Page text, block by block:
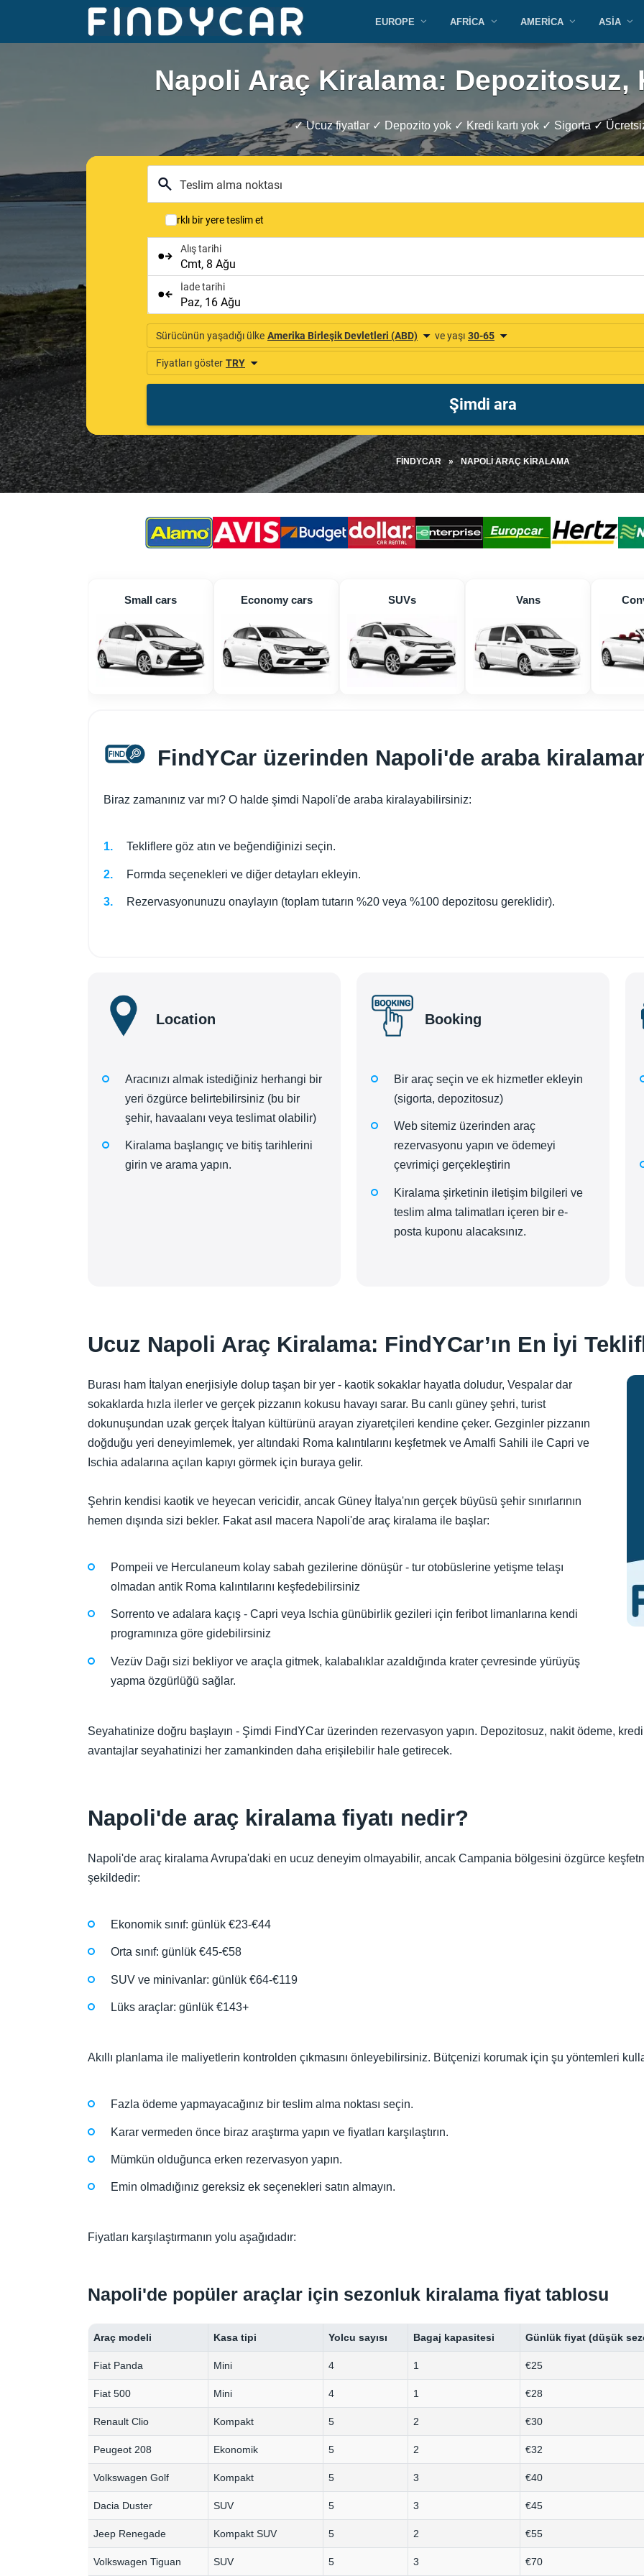
content
EUROPE AFRICA AMERICA ASIA
Napoli Araç Kiralama: Depozitosuz,
✓ Ucuz fiyatlar ✓ Depozito yok ✓ Kredi kartı yok ✓ Sigorta ✓
FINDYCAR » NAPOLI ARAÇ KIRALAMA
Small cars Economy cars SUVs Vans
FindYCar üzerinden Napoli'de araba
Biraz zamanınız var mı? O halde şimdi Napoli'de araba kiralayabilirsiniz:
Tekliflere göz atın ve beğendiğinizi seçin.
Formda seçenekleri ve diğer detayları ekleyin.
Rezervasyonunuzu onaylayın (toplam tutarın %20 veya %100 depozitosu gereklidir).
Location
Aracınızı almak istediğiniz herhangi bir
yeri özgürce belirtebilirsiniz (bu bir
şehir, havaalanı veya teslimat olabilir)
Kiralama başlangıç ve bitiş tarihlerini
girin ve arama yapın.
Booking
Bir araç seçin ve ek hizmetler ekleyin
(sigorta, depozitosuz)
Web sitemiz üzerinden araç
rezervasyonu yapın ve ödemeyi
çevrimiçi gerçekleştirin
Kiralama şirketinin iletişim bilgileri ve
teslim alma talimatları içeren bir e-
posta kuponu alacaksınız.
Ucuz Napoli Araç Kiralama: FindYCar’ın En İyi
Burası ham İtalyan enerjisiyle dolup taşan bir yer - kaotik sokaklar hayatla doludur, Vespalar dar
sokaklarda hızla ilerler ve gerçek pizzanın kokusu havayı sarar. Bu canlı güney şehri, turist
dokunuşundan uzak gerçek İtalyan kültürünü arayan ziyaretçileri kendine çeker. Gezginler pizzanın
doğduğu yeri deneyimlemek, yer altındaki Roma kalıntılarını keşfetmek ve Amalfi Sahili ile Capri ve
Ischia adalarına açılan kapıyı görmek için buraya gelir.
Şehrin kendisi kaotik ve heyecan vericidir, ancak Güney İtalya'nın gerçek büyüsü şehir sınırlarının
hemen dışında sizi bekler. Fakat asıl macera Napoli'de araç kiralama ile başlar:
Pompeii ve Herculaneum kolay sabah gezilerine dönüşür - tur otobüslerine yetişme telaşı
olmadan antik Roma kalıntılarını keşfedebilirsiniz
Sorrento ve adalara kaçış - Capri veya Ischia günübirlik gezileri için feribot limanlarına kendi
programınıza göre gidebilirsiniz
Vezüv Dağı sizi bekliyor ve araçla gitmek, kalabalıklar azaldığında krater çevresinde yürüyüş
yapma özgürlüğü sağlar.
Seyahatinize doğru başlayın - Şimdi FindYCar üzerinden rezervasyon yapın. Depozitosuz, nakit ödeme,
avantajlar seyahatinizi her zamankinden daha erişilebilir hale getirecek.
Napoli'de araç kiralama fiyatı nedir?
Napoli'de araç kiralama Avrupa'daki en ucuz deneyim olmayabilir, ancak Campania bölgesini özgürce
şekildedir:
Ekonomik sınıf: günlük €23-€44
Orta sınıf: günlük €45-€58
SUV ve minivanlar: günlük €64-€119
Lüks araçlar: günlük €143+
Akıllı planlama ile maliyetlerin kontrolden çıkmasını önleyebilirsiniz. Bütçenizi korumak için şu yöntemleri
Fazla ödeme yapmayacağınız bir teslim alma noktası seçin.
Karar vermeden önce biraz araştırma yapın ve fiyatları karşılaştırın.
Mümkün olduğunca erken rezervasyon yapın.
Emin olmadığınız gereksiz ek seçenekleri satın almayın.
Fiyatları karşılaştırmanın yolu aşağıdadır:
Napoli'de popüler araçlar için sezonluk kiralama fiyat tablosu
Araç modeli Kasa tipi Yolcu sayısı Bagaj kapasitesi Günlük fiyat (düşük
Fiat Panda Mini 4 1 €25
Fiat 500 Mini 4 1 €28
Renault Clio Kompakt 5 2 €30
Peugeot 208 Ekonomik 5 2 €32
Volkswagen Golf Kompakt 5 3 €40
Dacia Duster SUV 5 3 €45
Jeep Renegade Kompakt SUV 5 2 €55
Volkswagen Tiguan SUV 5 3 €70